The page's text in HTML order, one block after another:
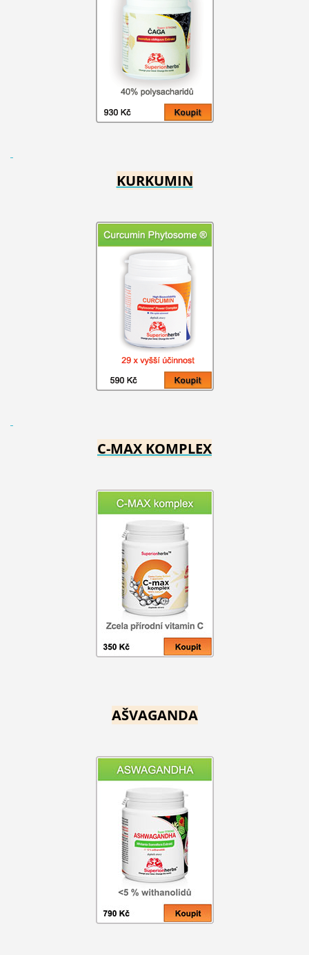
KURKUMIN
C-MAX KOMPLEX
AŠVAGANDA